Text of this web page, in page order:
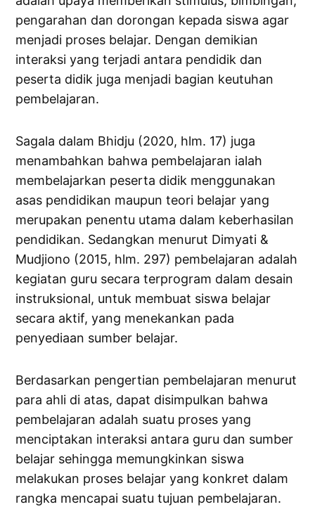
pengarahan dan dorongan kepada siswa agar
menjadi proses belajar. Dengan demikian
interaksi yang terjadi antara pendidik dan
peserta didik juga menjadi bagian keutuhan
pembelajaran.
Sagala dalam Bhidju (2020, hlm. 17) juga
menambahkan bahwa pembelajaran ialah
membelajarkan peserta didik menggunakan
asas pendidikan maupun teori belajar yang
merupakan penentu utama dalam keberhasilan
pendidikan. Sedangkan menurut Dimyati &
Mudjiono (2015, hlm. 297) pembelajaran adalah
kegiatan guru secara terprogram dalam desain
instruksional, untuk membuat siswa belajar
secara aktif, yang menekankan pada
penyediaan sumber belajar.
Berdasarkan pengertian pembelajaran menurut
para ahli di atas, dapat disimpulkan bahwa
pembelajaran adalah suatu proses yang
menciptakan interaksi antara guru dan sumber
belajar sehingga memungkinkan siswa
melakukan proses belajar yang konkret dalam
rangka mencapai suatu tujuan pembelajaran.